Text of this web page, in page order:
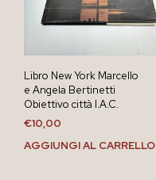
Libro New York Marcello
e Angela Bertinetti
Obiettivo città I.A.C.
€10,00
AGGIUNGI AL CARRELLO